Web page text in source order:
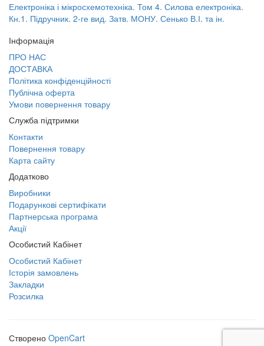
Електроніка і мікросхемотехніка. Том 4. Силова електроніка.
Кн.1. Підручник. 2-ге вид. Затв. МОНУ. Сенько В.І. та ін.
Інформація
ПРО НАС
ДОСТАВКА
Політика конфіденційності
Публічна оферта
Умови повернення товару
Служба підтримки
Контакти
Повернення товару
Карта сайту
Додатково
Виробники
Подарункові сертифікати
Партнерська програма
Акції
Особистий Кабінет
Особистий Кабінет
Історія замовлень
Закладки
Розсилка
Створено OpenCart